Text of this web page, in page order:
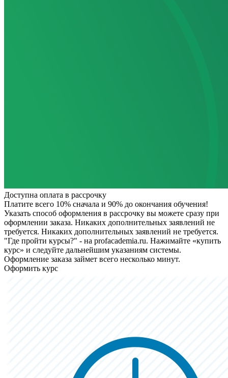
Доступна оплата в рассрочку
Платите всего 10% сначала и 90% до окончания обучения!
Указать способ оформления в рассрочку вы можете сразу при
оформлении заказа. Никаких дополнительных заявлений не
требуется. Никаких дополнительных заявлений не требуется.
"Где пройти курсы?" - на profacademia.ru. Нажимайте «купить
курс» и следуйте дальнейшим указаниям системы.
Оформление заказа займет всего несколько минут.
Оформить курс